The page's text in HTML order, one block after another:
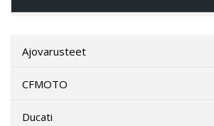
Ajovarusteet
CFMOTO
Ducati